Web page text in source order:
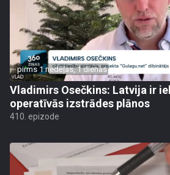
pirms 1 nedēļas, 1 dienas
Vladimirs Osečkins: Latvija ir
operatīvās izstrādes plānos
410. epizode